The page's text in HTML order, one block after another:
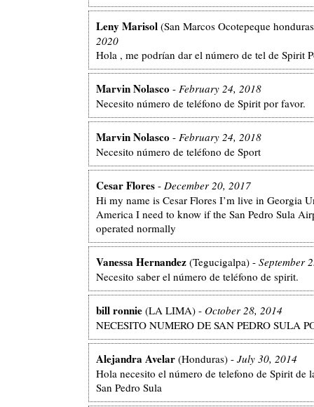
Leny Marisol (San Marcos Ocotepeque
2020
Hola , me podrían dar el número de tel de Spirit
Marvin Nolasco - February 24, 2018
Necesito número de teléfono de Spirit por favor.
Marvin Nolasco - February 24, 2018
Necesito número de teléfono de Sport
Cesar Flores - December 20, 2017
Hi my name is Cesar Flores I’m live in Georgia
America I need to know if the San Pedro Sula
operated normally
Vanessa Hernandez (Tegucigalpa) - September
Necesito saber el número de teléfono de spirit.
bill ronnie (LA LIMA) - October 28, 2014
NECESITO NUMERO DE SAN PEDRO SULA
Alejandra Avelar (Honduras) - July 30, 2014
Hola necesito el número de telefono de Spirit de
San Pedro Sula